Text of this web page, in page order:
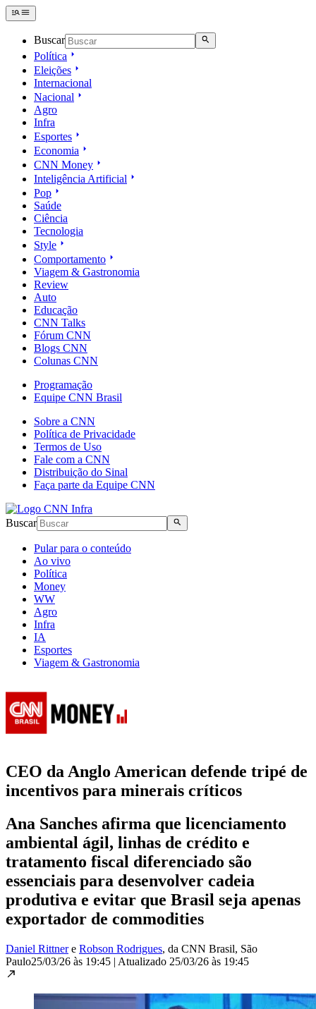
Buscar
Política
Eleições
Internacional
Nacional
Agro
Infra
Esportes
Economia
CNN Money
Inteligência Artificial
Pop
Saúde
Ciência
Tecnologia
Style
Comportamento
Viagem & Gastronomia
Review
Auto
Educação
CNN Talks
Fórum CNN
Blogs CNN
Colunas CNN
Programação
Equipe CNN Brasil
Sobre a CNN
Política de Privacidade
Termos de Uso
Fale com a CNN
Distribuição do Sinal
Faça parte da Equipe CNN
Buscar
Pular para o conteúdo
Ao vivo
Política
Money
WW
Agro
Infra
IA
Esportes
Viagem & Gastronomia
CEO da Anglo American defende tripé de
incentivos para minerais críticos
Ana Sanches afirma que licenciamento
ambiental ágil, linhas de crédito e
tratamento fiscal diferenciado são
essenciais para desenvolver cadeia
produtiva e evitar que Brasil seja apenas
exportador de commodities
Daniel Rittnere Robson Rodrigues, da CNN Brasil, São
Paulo25/03/26 às 19:45 | Atualizado 25/03/26 às 19:45